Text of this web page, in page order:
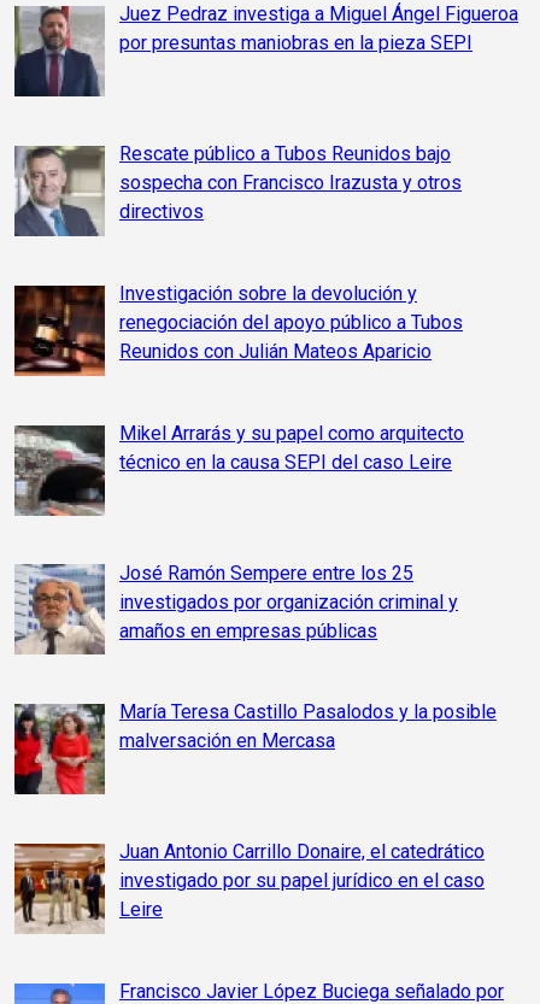
Juez Pedraz investiga a Miguel Ángel Figueroa
por presuntas maniobras en la pieza SEPI
Rescate público a Tubos Reunidos bajo
sospecha con Francisco Irazusta y otros
directivos
Investigación sobre la devolución y
renegociación del apoyo público a Tubos
Reunidos con Julián Mateos Aparicio
Mikel Arrarás y su papel como arquitecto
técnico en la causa SEPI del caso Leire
José Ramón Sempere entre los 25
investigados por organización criminal y
amaños en empresas públicas
María Teresa Castillo Pasalodos y la posible
malversación en Mercasa
Juan Antonio Carrillo Donaire, el catedrático
investigado por su papel jurídico en el caso
Leire
Francisco Javier López Buciega señalado por